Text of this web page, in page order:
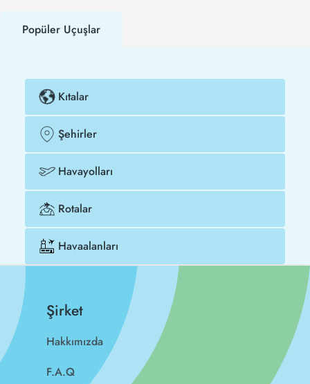
Popüler Uçuşlar
Kıtalar
Şehirler
Havayolları
Rotalar
Havaalanları
Şirket
Hakkımızda
F.A.Q